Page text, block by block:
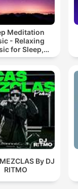
Meditation
- Relaxing
for Sleep,
&
By DJ
RITMO